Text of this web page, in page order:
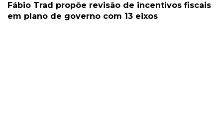
Fábio Trad propõe revisão de incentivos fiscais
em plano de governo com 13 eixos